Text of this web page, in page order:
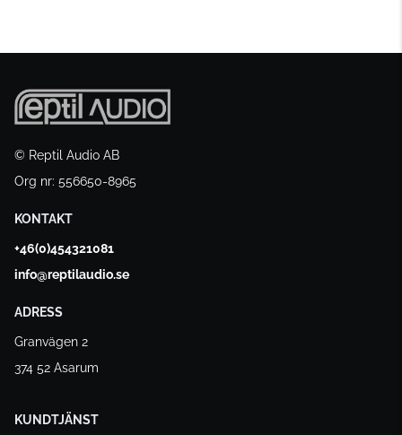
© Reptil Audio AB
Org nr: 556650-8965
KONTAKT
+46(0)454321081
info@reptilaudio.se
ADRESS
Granvägen 2
374 52 Asarum
KUNDTJÄNST